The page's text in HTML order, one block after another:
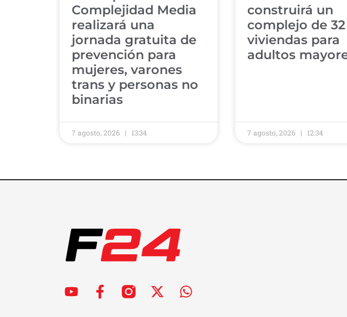
Complejidad Media
realizará una
jornada gratuita de
prevención para
mujeres, varones
trans y personas no
binarias
7 agosto, 2026 13:34
construirá un
complejo de 32
viviendas para
adultos
7 agosto, 2026 12:34